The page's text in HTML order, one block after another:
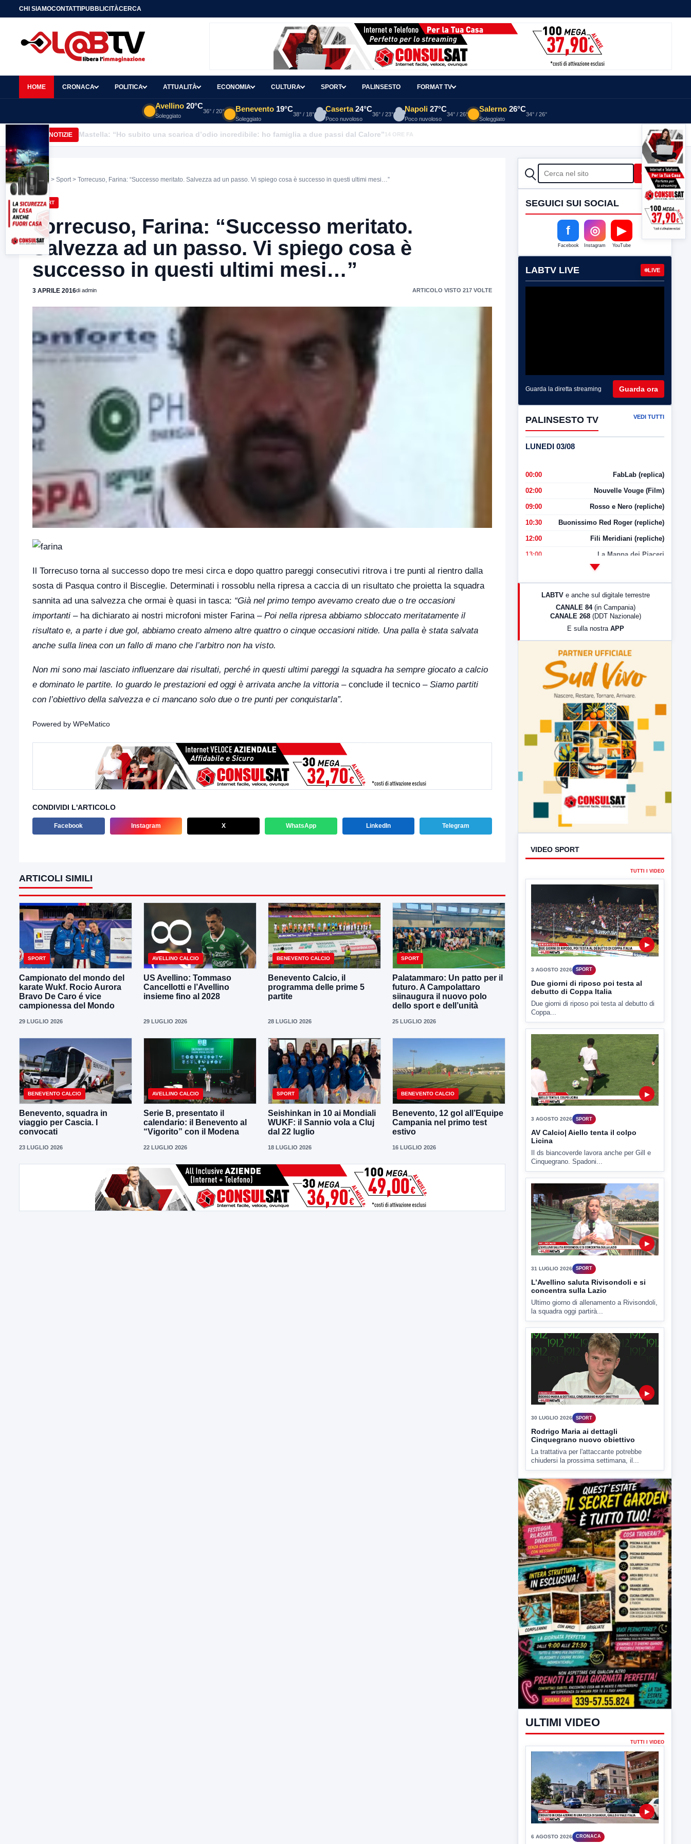
CHI SIAMOCONTATTIPUBBLICITÀCERCA
HOME CRONACA POLITICA ATTUALITÀ ECONOMIA CULTURA SPORT PALINSESTO FORMAT TV
Avellino 20°C
Soleggiato
36° / 20° Benevento 19°C
Soleggiato
38° / 18°
Caserta 24°C
Poco nuvoloso
36° / 23°
Napoli 27°C
Poco nuvoloso
34° / 26°
Salerno 26°C
Soleggiato
34° / 26°
ULTIME NOTIZIE Mastella: “Ho subito una scarica d’odio incredibile: ho famiglia a due passi dal Calore” 14 ORE FA
Home > Sport> Torrecuso, Farina: “Successo meritato. Salvezza ad un passo. Vi spiego cosa è successo in questi ultimi mesi…”
SPORT
Torrecuso, Farina: “Successo meritato.
Salvezza ad un passo. Vi spiego cosa è
successo in questi ultimi mesi…”
3 APRILE 2016di admin ARTICOLO VISTO 217 VOLTE
Il Torrecuso torna al successo dopo tre mesi circa e dopo quattro pareggi consecutivi ritrova i tre punti al rientro dalla
sosta di Pasqua contro il Bisceglie. Determinati i rossoblu nella ripresa a caccia di un risultato che proietta la squadra
sannita ad una salvezza che ormai è quasi in tasca: “Già nel primo tempo avevamo creato due o tre occasioni
importanti – ha dichiarato ai nostri microfoni mister Farina – Poi nella ripresa abbiamo sbloccato meritatamente il
risultato e, a parte i due gol, abbiamo creato almeno altre quattro o cinque occasioni nitide. Una palla è stata salvata
anche sulla linea con un fallo di mano che l’arbitro non ha visto.
Non mi sono mai lasciato influenzare dai risultati, perché in questi ultimi pareggi la squadra ha sempre giocato a calcio
e dominato le partite. Io guardo le prestazioni ed oggi è arrivata anche la vittoria –conclude il tecnico –Siamo partiti
con l’obiettivo della salvezza e ci mancano solo due o tre punti per conquistarla”.
Powered by WPeMatico
CONDIVIDI L'ARTICOLO
Facebook Instagram X WhatsApp LinkedIn Telegram
ARTICOLI SIMILI
SPORT
Campionato del mondo del
karate Wukf. Rocio Aurora
Bravo De Caro é vice
campionessa del Mondo
29 LUGLIO 2026
AVELLINO CALCIO
US Avellino: Tommaso
Cancellotti e l’Avellino
insieme fino al 2028
29 LUGLIO 2026
BENEVENTO CALCIO
Benevento Calcio, il
programma delle prime 5
partite
28 LUGLIO 2026
SPORT
Palatammaro: Un patto per il
futuro. A Campolattaro
siinaugura il nuovo polo
dello sport e dell’unità
25 LUGLIO 2026
BENEVENTO CALCIO
Benevento, squadra in
viaggio per Cascia. I
convocati
23 LUGLIO 2026
AVELLINO CALCIO
Serie B, presentato il
calendario: il Benevento al
“Vigorito” con il Modena
22 LUGLIO 2026
SPORT
Seishinkan in 10 ai Mondiali
WUKF: il Sannio vola a Cluj
dal 22 luglio
18 LUGLIO 2026
BENEVENTO CALCIO
Benevento, 12 gol all’Equipe
Campania nel primo test
estivo
16 LUGLIO 2026
CERCA Cerca
SEGUICI SUI SOCIAL
f
Facebook
◎
Instagram
▶
YouTube
LABTV LIVE LIVE
Guarda la diretta streaming Guarda ora
PALINSESTO TV VEDI TUTTI
LUNEDI 03/08
00:00 FabLab (replica)
02:00 Nouvelle Vouge (Film)
09:00 Rosso e Nero (repliche)
10:30 Buonissimo Red Roger (repliche)
12:00 Fili Meridiani (repliche)
13:00 La Mappa dei Piaceri
LabNews (Diretta)
LabNews (replica)
LABTV e anche sul digitale terrestre
CANALE 84 (in Campania)
CANALE 268 (DDT Nazionale)
E sulla nostra APP
VIDEO SPORT
TUTTI I VIDEO
▶
3 AGOSTO 2026 SPORT
Due giorni di riposo poi testa al
debutto di Coppa Italia
Due giorni di riposo poi testa al debutto di
Coppa...
▶
3 AGOSTO 2026 SPORT
AV Calcio| Aiello tenta il colpo
Licina
Il ds biancoverde lavora anche per Gill e
Cinquegrano. Spadoni...
▶
31 LUGLIO 2026 SPORT
L’Avellino saluta Rivisondoli e si
concentra sulla Lazio
Ultimo giorno di allenamento a Rivisondoli,
la squadra oggi partirà...
▶
30 LUGLIO 2026 SPORT
Rodrigo Maria ai dettagli
Cinquegrano nuovo obiettivo
La trattativa per l'attaccante potrebbe
chiudersi la prossima settimana, il...
ULTIMI VIDEO
TUTTI I VIDEO
▶
6 AGOSTO 2026 CRONACA